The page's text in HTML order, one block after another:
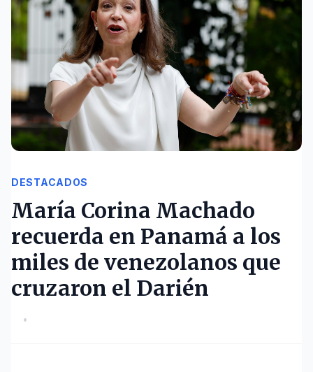
DESTACADOS
María Corina Machado
recuerda en Panamá a los
miles de venezolanos que
cruzaron el Darién
•